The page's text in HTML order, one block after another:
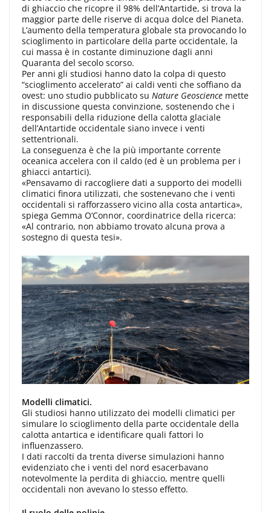
di ghiaccio che ricopre il 98% dell’Antartide, si trova la
maggior parte delle riserve di acqua dolce del Pianeta.
L’aumento della temperatura globale sta provocando lo
scioglimento in particolare della parte occidentale, la
cui massa è in costante diminuzione dagli anni
Quaranta del secolo scorso.
Per anni gli studiosi hanno dato la colpa di questo
“scioglimento accelerato” ai caldi venti che soffiano da
ovest: uno studio pubblicato su Nature Geoscience mette
in discussione questa convinzione, sostenendo che i
responsabili della riduzione della calotta glaciale
dell’Antartide occidentale siano invece i venti
settentrionali.
La conseguenza è che la più importante corrente
oceanica accelera con il caldo (ed è un problema per i
ghiacci antartici).
«Pensavamo di raccogliere dati a supporto dei modelli
climatici finora utilizzati, che sostenevano che i venti
occidentali si rafforzassero vicino alla costa antartica»,
spiega Gemma O’Connor, coordinatrice della ricerca:
«Al contrario, non abbiamo trovato alcuna prova a
sostegno di questa tesi».
Modelli climatici.
Gli studiosi hanno utilizzato dei modelli climatici per
simulare lo scioglimento della parte occidentale della
calotta antartica e identificare quali fattori lo
influenzassero.
I dati raccolti da trenta diverse simulazioni hanno
evidenziato che i venti del nord esacerbavano
notevolmente la perdita di ghiaccio, mentre quelli
occidentali non avevano lo stesso effetto.